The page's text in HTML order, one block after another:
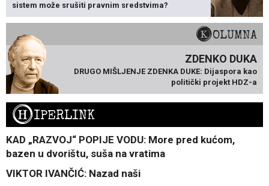
sistem može srušiti pravnim sredstvima?
KOLUMNA
ZDENKO DUKA
DRUGO MIŠLJENJE ZDENKA DUKE: Dijaspora kao
politički projekt HDZ-a
HIPERLINK
KAD „RAZVOJ“ POPIJE VODU: More pred kućom,
bazen u dvorištu, suša na vratima
VIKTOR IVANČIĆ: Nazad naši